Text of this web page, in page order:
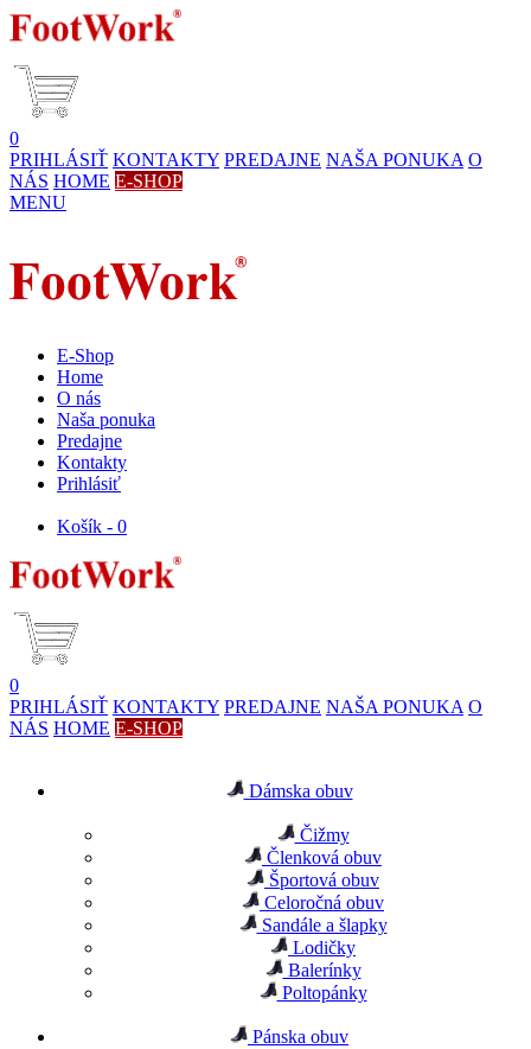
0
PRIHLÁSIŤ KONTAKTY PREDAJNE NAŠA PONUKA O
NÁS HOME E-SHOP
MENU
E-Shop
Home
O nás
Naša ponuka
Predajne
Kontakty
Prihlásiť
Košík - 0
0
PRIHLÁSIŤ KONTAKTY PREDAJNE NAŠA PONUKA O
NÁS HOME E-SHOP
Dámska obuv
Čižmy
Členková obuv
Športová obuv
Celoročná obuv
Sandále a šlapky
Lodičky
Balerínky
Poltopánky
Pánska obuv